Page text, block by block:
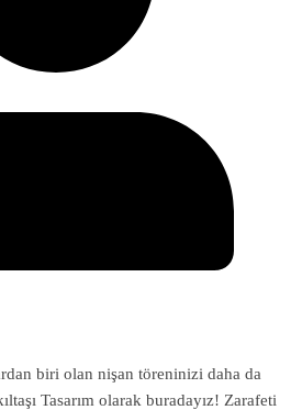
biri olan nişan töreninizi daha da
Tasarım olarak buradayız! Zarafeti